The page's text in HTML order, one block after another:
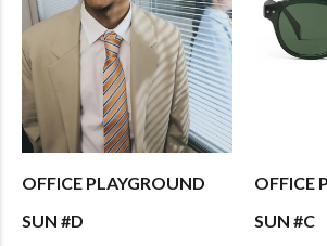
OFFICE PLAYGROUND
SUN #D
OFFICE
SUN #C